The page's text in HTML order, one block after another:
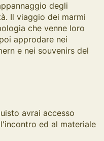
degli
Il viaggio dei marmi
che venne loro
approdare nei
e nei souvenirs del
avrai accesso
ed al materiale